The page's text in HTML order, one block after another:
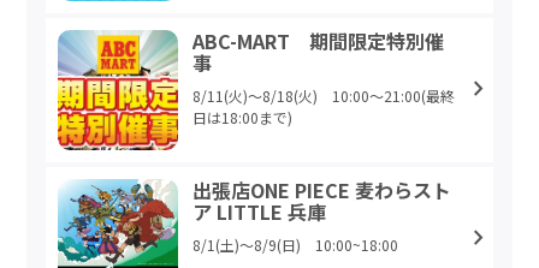
ABC-MART 期間限定特別催
事
8/11(火)～8/18(火) 10:00～21:00(最終
日は18:00まで)
出張店ONE PIECE 麦わらスト
ア LITTLE 兵庫
8/1(土)～8/9(日) 10:00~18:00